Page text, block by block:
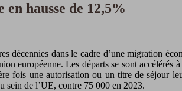
hausse de 12,5%
décennies dans le cadre d’une migration
européenne. Les départs se sont accélérés
fois une autorisation ou un titre de séjour
sein de l’UE, contre 75 000 en 2023.